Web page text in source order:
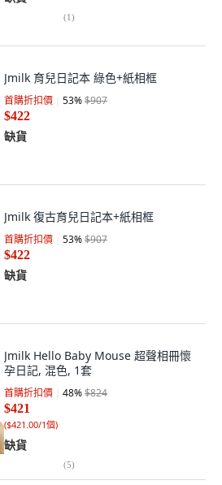
(1)
Jmilk 育兒日記本 綠色+紙相框
首購折扣價 53%$907
$422
缺貨
Jmilk 復古育兒日記本+紙相框
首購折扣價 53%$907
$422
缺貨
Jmilk Hello Baby Mouse 超聲相冊懷
孕日記, 混色, 1套
首購折扣價 48%$824
$421
($421.00/1個)
缺貨
(5)